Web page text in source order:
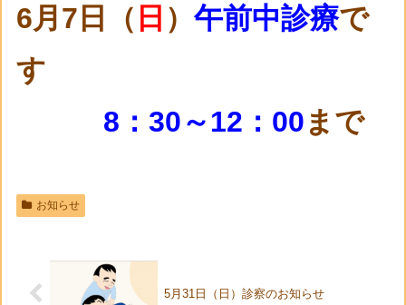
6月7日（ 日 ）午前中診療で
す
8：30～12：00まで
お知らせ
5月31日（日）診察のお知らせ